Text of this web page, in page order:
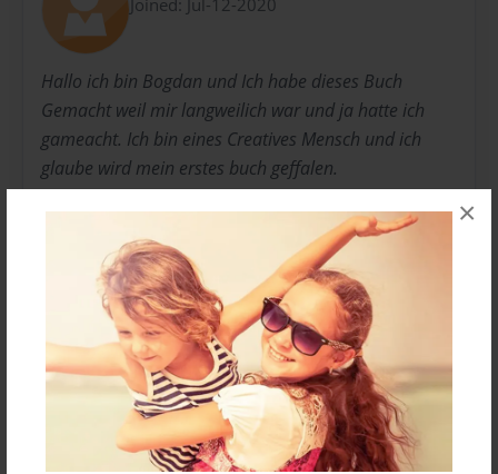
×
Hallo ich bin Bogdan und Ich habe dieses Buch
Gemacht weil mir langweilich war und ja hatte ich
gameacht. Ich bin eines Creatives Mensch und ich
glaube wird mein erstes buch geffalen.
Viel Spaß :D Enjoy :)
Messages from the Author
No author messages are available for this book.